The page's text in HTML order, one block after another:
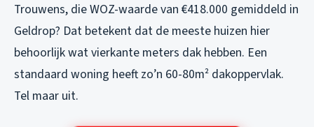
Trouwens, die WOZ-waarde van €418.000 gemiddeld in
Geldrop? Dat betekent dat de meeste huizen hier
behoorlijk wat vierkante meters dak hebben. Een
standaard woning heeft zo’n 60-80m² dakoppervlak.
Tel maar uit.